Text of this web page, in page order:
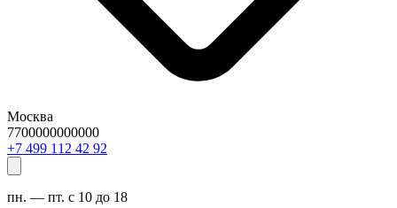
Москва
7700000000000
29 24 211 994 7+
пн. — пт. с 10 до 18